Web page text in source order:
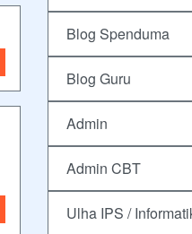
Blog Spenduma
Blog Guru
Admin
Admin CBT
Ulha IPS /